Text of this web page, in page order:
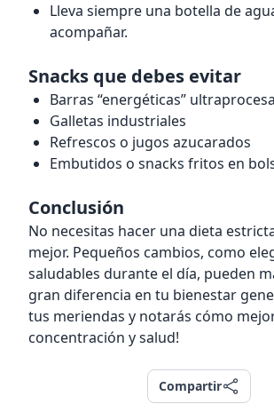
Lleva siempre una botella de
acompañar.
Snacks que debes evitar
Barras “energéticas”
Galletas industriales
Refrescos o jugos azucarados
Embutidos o snacks fritos en
Conclusión
No necesitas hacer una dieta
mejor. Pequeños cambios, como
saludables durante el día, pueden
gran diferencia en tu bienestar
tus meriendas y notarás cómo
concentración y salud!
Compartir
Compartir